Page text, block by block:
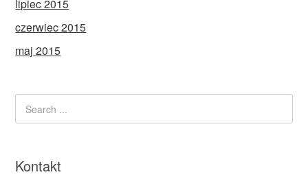
lipiec 2015
czerwiec 2015
maj 2015
Kontakt